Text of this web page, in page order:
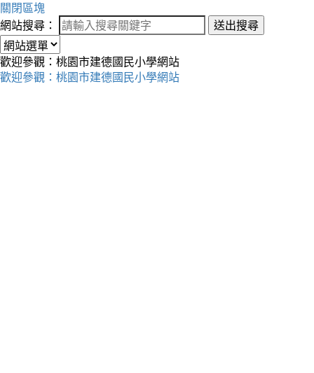
關閉區塊
網站搜尋：
送出搜尋
歡迎參觀：桃園市建德國民小學網站
歡迎參觀：桃園市建德國民小學網站